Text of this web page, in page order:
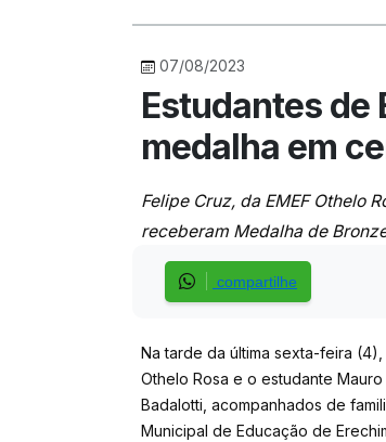
07/08/2023
Estudantes de
medalha em
Felipe Cruz, da EMEF Othelo
receberam Medalha de
compartilhe
Na tarde da última sexta-feira
Othelo Rosa e o estudante
Badalotti, acompanhados de
Municipal de Educação de